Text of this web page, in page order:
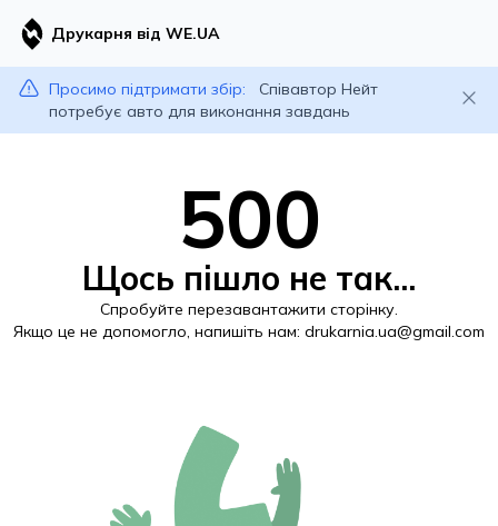
Друкарня від WE.UA
Просимо підтримати збір:
Співавтор Нейт
потребує авто для виконання завдань
500
Щось пішло не так...
Спробуйте перезавантажити сторінку.
Якщо це не допомогло, напишіть нам: drukarnia.ua@gmail.com